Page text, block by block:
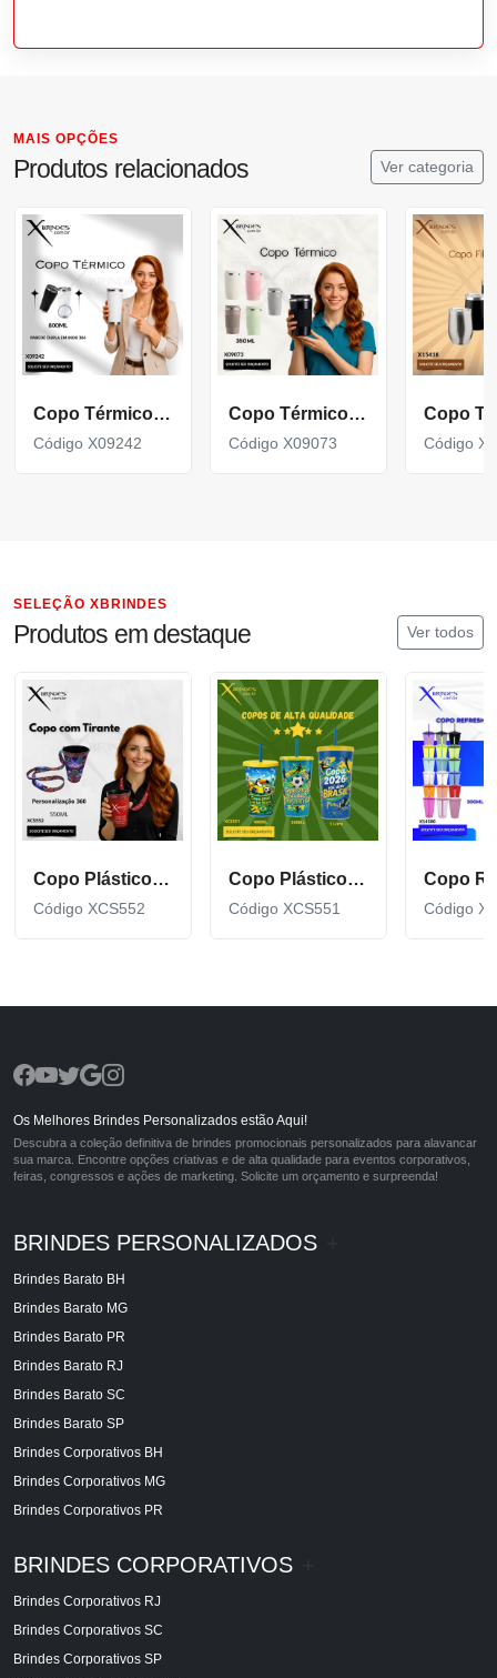
MAIS OPÇÕES
Produtos relacionados Ver categoria
Copo Térmico de 800ml com parede dupla em inox 304 X09242
Código X09242
Copo Térmico em inox 304 com base antiderrapante X09073
Código X09073 Código
SELEÇÃO XBRINDES
Produtos em destaque Ver todos
Copo Plástico de 550 ML com Tirante Personalizado XCS552
Código XCS552
Copo Plástico personalizado In Mold Label 360 XCS551
Código XCS551 Código
Os Melhores Brindes Personalizados estão Aqui!
Descubra a coleção definitiva de brindes promocionais personalizados para alavancar
sua marca. Encontre opções criativas e de alta qualidade para eventos corporativos,
feiras, congressos e ações de marketing. Solicite um orçamento e surpreenda!
BRINDES PERSONALIZADOS
Brindes Barato BH
Brindes Barato MG
Brindes Barato PR
Brindes Barato RJ
Brindes Barato SC
Brindes Barato SP
Brindes Corporativos BH
Brindes Corporativos MG
Brindes Corporativos PR
BRINDES CORPORATIVOS
Brindes Corporativos RJ
Brindes Corporativos SC
Brindes Corporativos SP